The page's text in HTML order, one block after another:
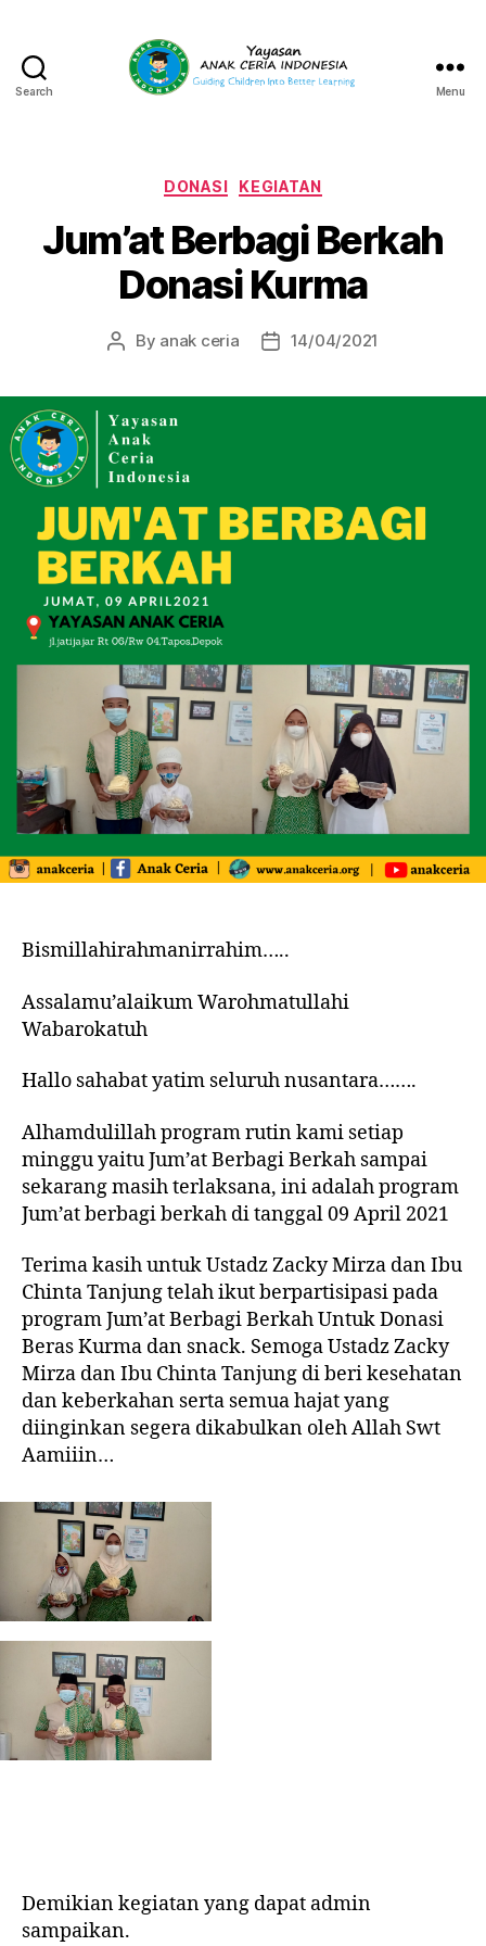
Search
Indonesia
Menu
Categories
DONASI KEGIATAN
Jum’at Berbagi Berkah
Donasi Kurma
Post
By anak ceria
Post14/04/2021
Bismillahirahmanirrahim…..
Assalamu’alaikum Warohmatullahi
Wabarokatuh
Hallo sahabat yatim seluruh nusantara…….
Alhamdulillah program rutin kami setiap
minggu yaitu Jum’at Berbagi Berkah sampai
sekarang masih terlaksana, ini adalah program
Jum’at berbagi berkah di tanggal 09 April 2021
Terima kasih untuk Ustadz Zacky Mirza dan Ibu
Chinta Tanjung telah ikut berpartisipasi pada
program Jum’at Berbagi Berkah Untuk Donasi
Beras Kurma dan snack. Semoga Ustadz Zacky
Mirza dan Ibu Chinta Tanjung di beri kesehatan
dan keberkahan serta semua hajat yang
diinginkan segera dikabulkan oleh Allah Swt
Aamiiin…
Demikian kegiatan yang dapat admin
sampaikan.